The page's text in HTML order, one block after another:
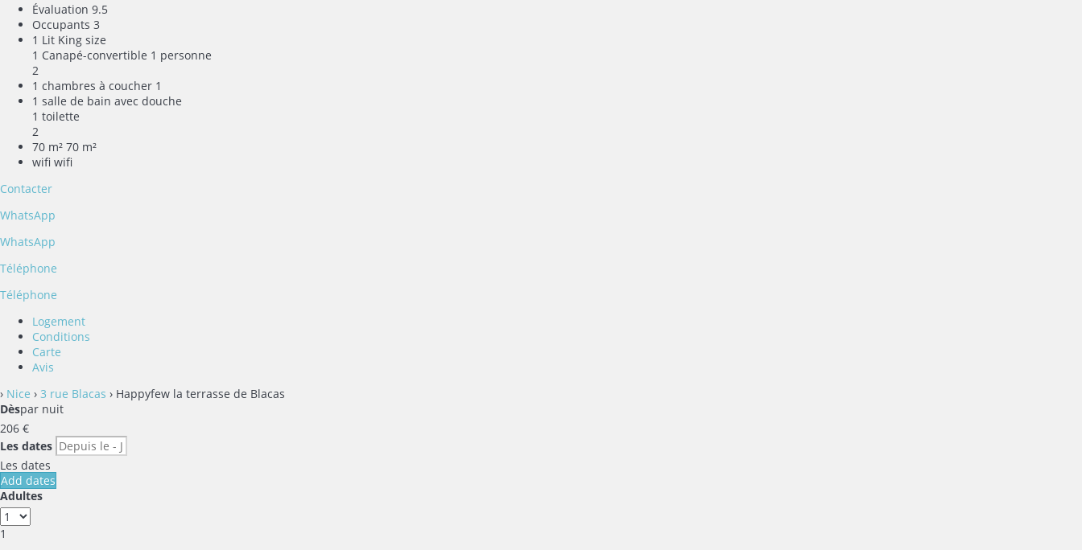
Évaluation 9.5
Occupants 3
1 Lit King size
1 Canapé-convertible 1 personne
2
1 chambres à coucher 1
1 salle de bain avec douche
1 toilette
2
70 m² 70 m²
wifi wifi
Contacter
WhatsApp
WhatsApp
Téléphone
Téléphone
Logement
Conditions
Carte
Avis
› Nice › 3 rue Blacas › Happyfew la terrasse de Blacas
Dèspar nuit
206 €
Les dates
Les dates
Add dates
Adultes
1